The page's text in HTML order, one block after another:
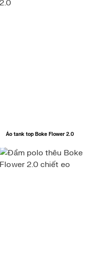
Áo tank top Boke Flower 2.0